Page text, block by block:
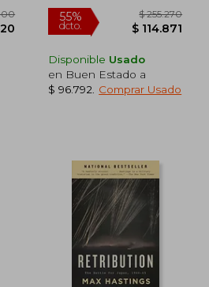
Disponible Usado
en Buen Estado a
$ 96.792
Comprar Usado